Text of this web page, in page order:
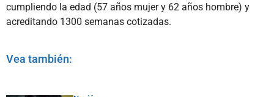
cumpliendo la edad (57 años mujer y 62 años hombre) y
acreditando 1300 semanas cotizadas.
Vea también: